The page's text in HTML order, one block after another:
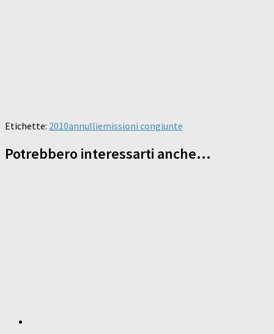
Etichette: 2010annulliemissioni congiunte
Potrebbero interessarti anche...